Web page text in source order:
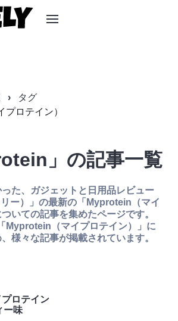
タグ
プロテイン）
」の記事一覧
た、ガジェットと日用品レビュー
リー）」の最新の「Myprotein（マイ
いての記事を集めたページです。
Myprotein（マイプロテイン）」に
様々な記事が掲載されています。
プロテイン
ー味